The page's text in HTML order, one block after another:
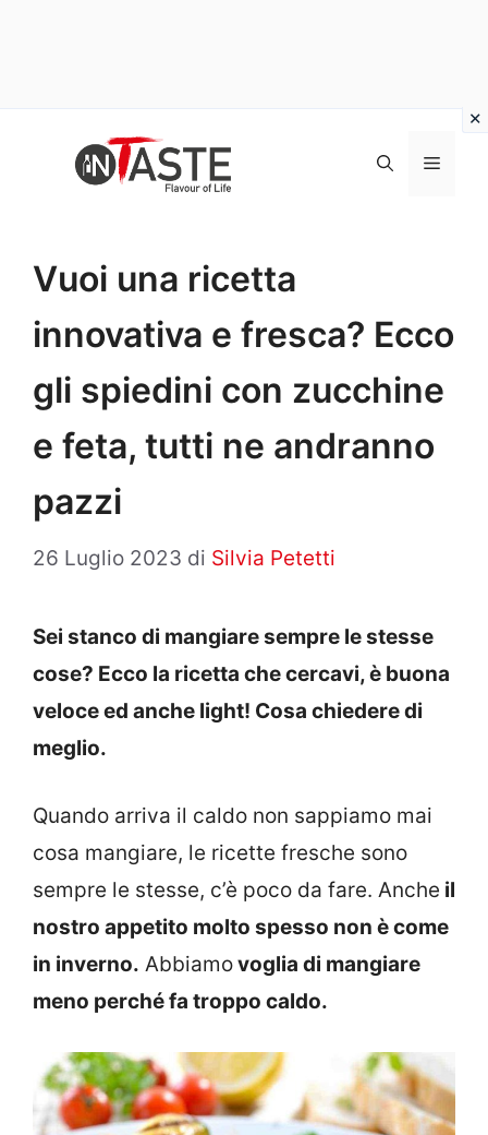
Menu
Vuoi una ricetta
innovativa e fresca? Ecco
gli spiedini con zucchine
e feta, tutti ne andranno
pazzi
26 Luglio 2023 di Silvia Petetti
Sei stanco di mangiare sempre le stesse
cose? Ecco la ricetta che cercavi, è buona
veloce ed anche light! Cosa chiedere di
meglio.
Quando arriva il caldo non sappiamo mai
cosa mangiare, le ricette fresche sono
sempre le stesse, c’è poco da fare. Anche il
nostro appetito molto spesso non è come
in inverno. Abbiamovoglia di mangiare
meno perché fa troppo caldo.